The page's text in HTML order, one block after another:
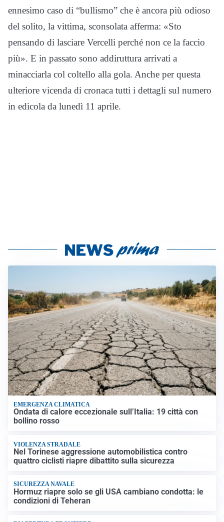
ennesimo caso di “bullismo” che è ancora più odioso
del solito, la vittima, sconsolata afferma: «Sto
pensando di lasciare Vercelli perché non ce la faccio
più». E in passato sono addiruttura arrivati a
minacciarla col coltello alla gola. Anche per questa
ulteriore vicenda di cronaca tutti i dettagli sul numero
in edicola da lunedì 11 aprile.
EMERGENZA CLIMATICA
Ondata di calore eccezionale sull’Italia: 19 città con
bollino rosso
VIOLENZA STRADALE
Nel Torinese aggressione automobilistica contro
quattro ciclisti riapre dibattito sulla sicurezza
SICUREZZA NAVALE
Hormuz riapre solo se gli USA cambiano condotta: le
condizioni di Teheran